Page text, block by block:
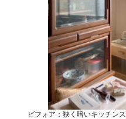
ビフォア：狭く暗いキッチン